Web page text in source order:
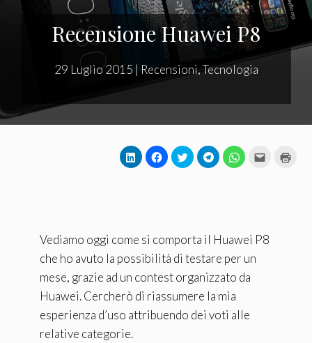
Recensione Huawei P8
29 Luglio 2015 | Recensioni,Tecnologia
Vediamo oggi come si comporta il Huawei P8
che ho avuto la possibilità di testare per un
mese, grazie ad un contest organizzato da
Huawei. Cercherò di riassumere la mia
esperienza d’uso attribuendo dei voti alle
relative categorie.